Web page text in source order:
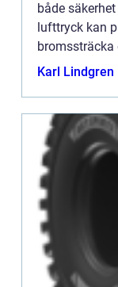
både
lufttryck kan
Karl Lindgren